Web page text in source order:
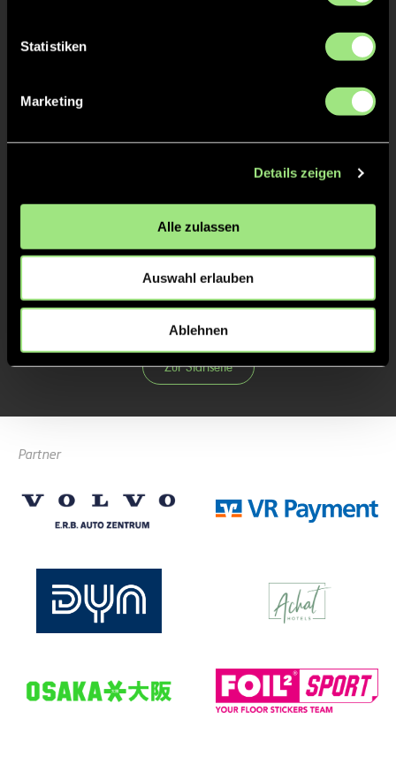
Statistiken
Marketing
Details zeigen
Alle zulassen
Auswahl erlauben
Ablehnen
1:1 10’
2/4
Zur Startseite
Partner